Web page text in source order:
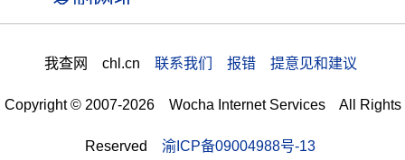
我查网 chl.cn 联系我们 报错 提意见和建议
Copyright © 2007-2026 Wocha Internet Services All Rights
Reserved 渝ICP备09004988号-13